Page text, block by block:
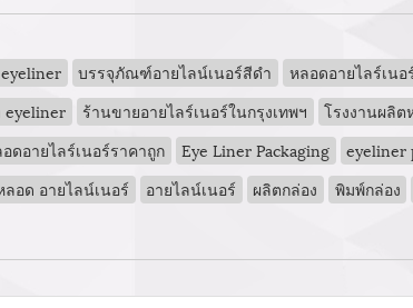
บรรจุภัณฑ์อายไลน์เนอร์สีดำ หลอดอายไลร์เนอ
eyeliner ร้านขายอายไลร์เนอร์ในกรุงเทพฯ
โรงงานผลิต
ดอายไลร์เนอร์ราคาถูก Eye Liner Packaging eyeliner
อด อายไลน์เนอร์ อายไลน์เนอร์ ผลิตกล่อง พิมพ์กล่อง